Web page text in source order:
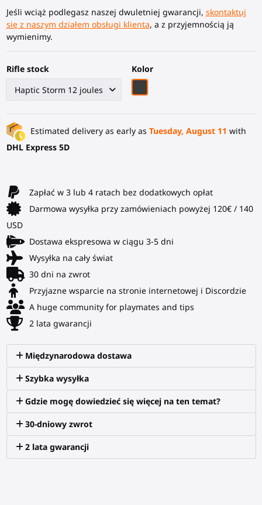
Jeśli wciąż podlegasz naszej dwuletniej gwarancji, skontaktuj
się z naszym działem obsługi klienta, a z przyjemnością ją
wymienimy.
Rifle stock
Kolor
Estimated delivery as early as Tuesday, August 11 with
DHL Express 5D
Zapłać w 3 lub 4 ratach bez dodatkowych opłat
Darmowa wysyłka przy zamówieniach powyżej 120€ / 140
USD
Dostawa ekspresowa w ciągu 3-5 dni
Wysyłka na cały świat
30 dni na zwrot
Przyjazne wsparcie na stronie internetowej i Discordzie
A huge community for playmates and tips
2 lata gwarancji
Międzynarodowa dostawa
Szybka wysyłka
Gdzie mogę dowiedzieć się więcej na ten temat?
30-dniowy zwrot
2 lata gwarancji